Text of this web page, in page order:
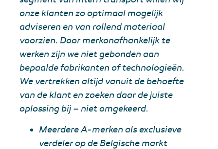
onze klanten zo optimaal mogelijk
adviseren en van rollend materiaal
voorzien. Door merkonafhankelijk te
werken zijn we niet gebonden aan
bepaalde fabrikanten of technologieën.
We vertrekken altijd vanuit de behoefte
van de klant en zoeken daar de juiste
oplossing bij – niet omgekeerd.
Meerdere A-merken als exclusieve
verdeler op de Belgische markt